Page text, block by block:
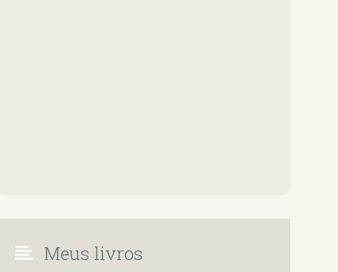
Meus livros